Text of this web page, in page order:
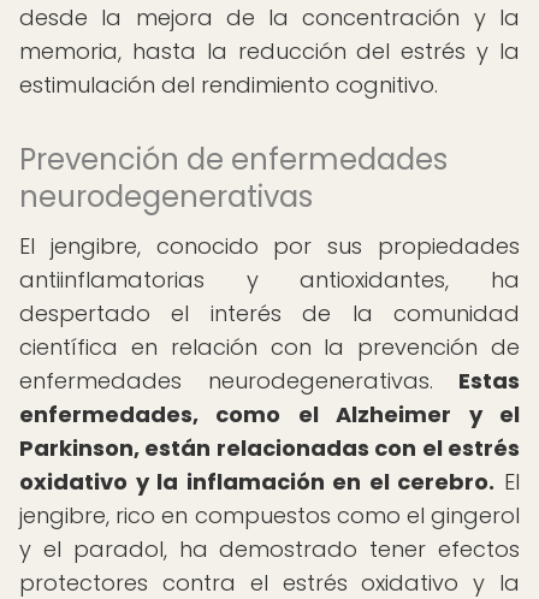
desde la mejora de la concentración y la
memoria, hasta la reducción del estrés y la
estimulación del rendimiento cognitivo.
Prevención de enfermedades
neurodegenerativas
El jengibre, conocido por sus propiedades
antiinflamatorias y antioxidantes, ha
despertado el interés de la comunidad
científica en relación con la prevención de
enfermedades neurodegenerativas. Estas
enfermedades, como el Alzheimer y el
Parkinson, están relacionadas con el estrés
oxidativo y la inflamación en el cerebro. El
jengibre, rico en compuestos como el gingerol
y el paradol, ha demostrado tener efectos
protectores contra el estrés oxidativo y la